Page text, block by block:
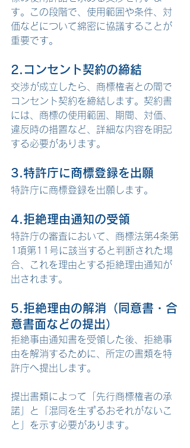
す。この段階で、使用範囲や条件、対
価などについて綿密に協議することが
重要です。
2.コンセント契約の締結
交渉が成立したら、商標権者との間で
コンセント契約を締結します。契約書
には、商標の使用範囲、期間、対価、
違反時の措置など、詳細な内容を明記
する必要があります。
3.特許庁に商標登録を出願
特許庁に商標登録を出願します。
4.拒絶理由通知の受領
特許庁の審査において、商標法第4条第
1項第11号に該当すると判断された場
合、これを理由とする拒絶理由通知が
出されます。
5.拒絶理由の解消（同意書・合
意書面などの提出）
拒絶事由通知書を受領した後、拒絶事
由を解消するために、所定の書類を特
許庁へ提出します。
提出書類によって「先行商標権者の承
諾」と「混同を生ずるおそれがないこ
と」を示す必要があります。